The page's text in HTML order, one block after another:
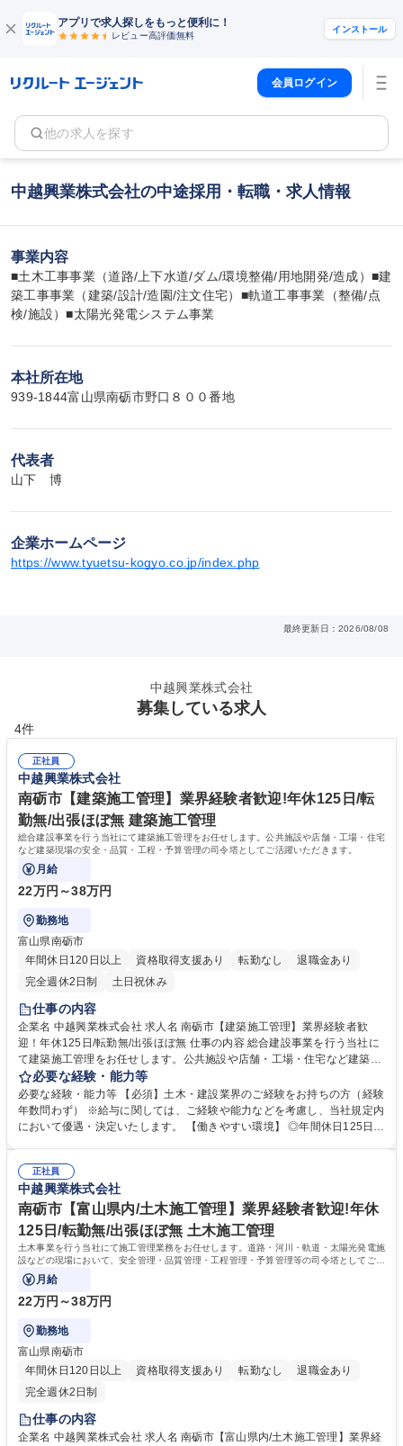
アプリで求人探しをもっと便利に！
レビュー高評価無料
インストール
会員ログイン
他の求人を探す
中越興業株式会社の中途採用・転職・求人情報
事業内容
■土木工事事業（道路/上下水道/ダム/環境整備/用地開発/造成）■建
築工事事業（建築/設計/造園/注文住宅）■軌道工事事業（整備/点
検/施設）■太陽光発電システム事業
本社所在地
939-1844富山県南砺市野口８００番地
代表者
山下　博
企業ホームページ
https://www.tyuetsu-kogyo.co.jp/index.php
最終更新日：2026/08/08
中越興業株式会社
募集している求人
4件
正社員
中越興業株式会社
南砺市【建築施工管理】業界経験者歓迎!年休125日/転
勤無/出張ほぼ無 建築施工管理
総合建設事業を行う当社にて建築施工管理をお任せします。公共施設や店舗・工場・住宅
など建築現場の安全・品質・工程・予算管理の司令塔としてご活躍いただきます。
月給
22万円～38万円
勤務地
富山県南砺市
年間休日120日以上
資格取得支援あり 転勤なし
退職金あり
完全週休2日制
土日祝休み
仕事の内容
企業名 中越興業株式会社 求人名 南砺市【建築施工管理】業界経験者歓
迎！年休125日/転勤無/出張ほぼ無 仕事の内容 総合建設事業を行う当社に
て建築施工管理をお任せします。公共施設や店舗・工場・住宅など建築現
場の安全・品質・工程・予算管理の司令塔としてご活躍いただきます。
【具体的には】 ■現場の進捗管理、安全管理■資材の運搬スケジュールや
納期管理等 【施工事例】 富山大学、富山県立大学、砺波総合庁舎、NEX
CO中日本などの実績があり、地域になくてはならない仕事に携わること
無/出張ほぼ無
必要な経験・能力等
必要な経験・能力等 【必須】土木・建設業界のご経験をお持ちの方（経験
年数問わず） ※給与に関しては、ご経験や能力などを考慮し、当社規定内
において優遇・決定いたします。 【働きやすい環境】 ◎年間休日125日、
な資格については、受験費用だけでなく、講習費用の補助もあり 学歴・資
格 学歴：大学院 大学 高専 短大 専修学校 高校 語学力： 資格：第一種運転
免許普通自動車
正社員
中越興業株式会社
南砺市【富山県内/土木施工管理】業界経験者歓迎!年休
125日/転勤無/出張ほぼ無 土木施工管理
土木事業を行う当社にて施工管理業務をお任せします。道路・河川・軌道・太陽光発電施
設などの現場において、安全管理・品質管理・工程管理・予算管理等の司令塔としてご活
躍いただきます。
月給
22万円～38万円
勤務地
富山県南砺市
年間休日120日以上
資格取得支援あり 転勤なし
退職金あり
完全週休2日制
仕事の内容
企業名 中越興業株式会社 求人名 南砺市【富山県内/土木施工管理】業界経